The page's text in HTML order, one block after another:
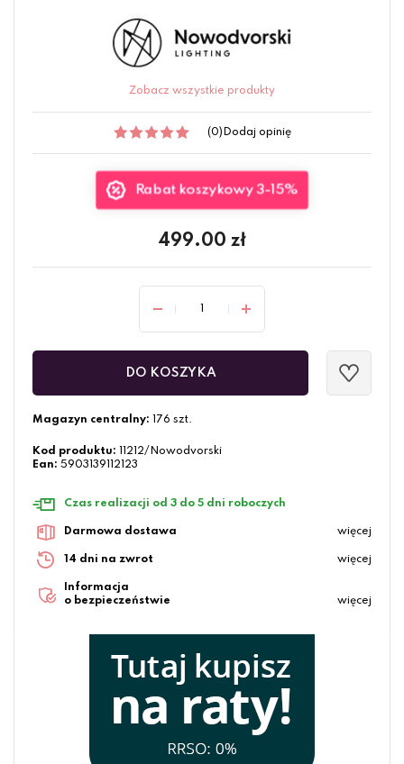
Zobacz wszystkie produkty
(0) Dodaj opinię
Rabat koszykowy 3-15%
499.00 zł
DO KOSZYKA
Magazyn centralny: 176 szt.
Kod produktu:
11212/Nowodvorski
Ean: 5903139112123
Czas realizacji od 3 do 5 dni roboczych
Darmowa dostawa więcej
14 dni na zwrot więcej
Informacja
o bezpieczeństwie
więcej